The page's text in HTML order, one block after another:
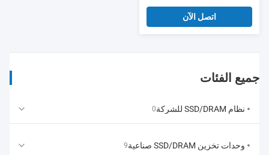
اتصل الآن
جميع الفئات
نظام SSD/DRAM للشركة 0
وحدات تخزين SSD/DRAM صناعية 9